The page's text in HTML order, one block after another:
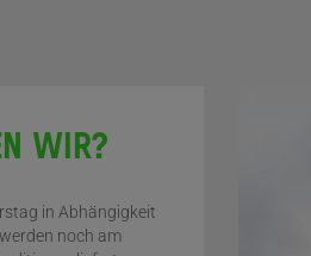
WIR?
in Abhängigkeit
noch am